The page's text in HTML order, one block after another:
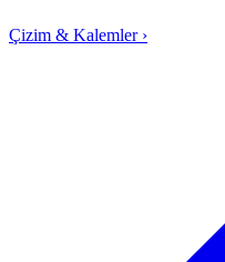
Çizim & Kalemler ›